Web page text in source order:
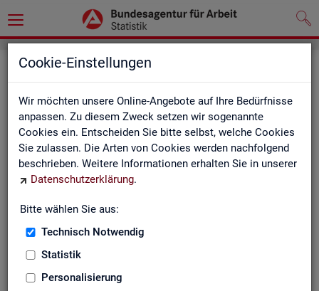
Cookie-Einstellungen
Wir möchten unsere Online-Angebote auf Ihre Bedürfnisse
anpassen. Zu diesem Zweck setzen wir sogenannte
Cookies ein. Entscheiden Sie bitte selbst, welche Cookies
Sie zulassen. Die Arten von Cookies werden nachfolgend
beschrieben. Weitere Informationen erhalten Sie in unserer
Datenschutzerklärung.
Bitte wählen Sie aus:
Technisch Notwendig
Statistik
Personalisierung
Seite emp­feh­len
Fel­der mit einem * sind Pflicht­fel­der und müs­sen aus­ge­füllt
wer­den
Ihre An­ga­ben
Empfänger*